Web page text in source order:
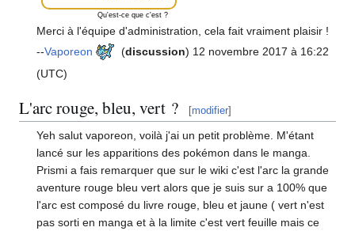
Qu'est-ce que c'est ?
Merci à l'équipe d'administration, cela fait vraiment plaisir !
--Vaporeon (discussion) 12 novembre 2017 à 16:22
(UTC)
L'arc rouge, bleu, vert ? [modifier]
Yeh salut vaporeon, voilà j'ai un petit problème. M'étant
lancé sur les apparitions des pokémon dans le manga.
Prismi a fais remarquer que sur le wiki c'est l'arc la grande
aventure rouge bleu vert alors que je suis sur a 100% que
l'arc est composé du livre rouge, bleu et jaune ( vert n'est
pas sorti en manga et à la limite c'est vert feuille mais ce